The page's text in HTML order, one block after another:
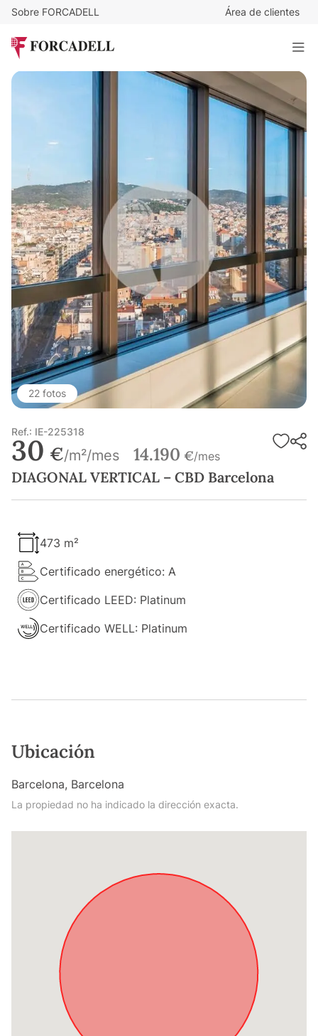
Sobre FORCADELL Área de clientes
DIAGONAL VERTICAL – CBD Barcelona
473 m²
22 fotos
Ref.: IE-225318
30 €/m²/mes 14.190 €/mes
DIAGONAL VERTICAL – CBD Barcelona
473 m²
Certificado energético: A
Certificado LEED: Platinum
Certificado WELL: Platinum
Ubicación
Barcelona, Barcelona
La propiedad no ha indicado la dirección exacta.